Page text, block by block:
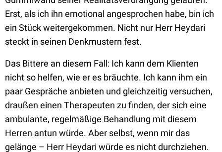
Erst, als ich ihn emotional angesprochen habe, bin ich
ein Stück weitergekommen. Nicht nur Herr Heydari
steckt in seinen Denkmustern fest.
Das Bittere an diesem Fall: Ich kann dem Klienten
nicht so helfen, wie er es bräuchte. Ich kann ihm ein
paar Gespräche anbieten und gleichzeitig versuchen,
draußen einen Therapeuten zu finden, der sich eine
ambulante, regelmäßige Behandlung mit diesem
Herren antun würde. Aber selbst, wenn mir das
gelänge – Herr Heydari würde es nicht durchziehen.